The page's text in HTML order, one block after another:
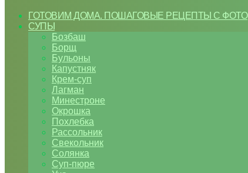
ГОТОВИМ ДОМА. ПОШАГОВЫЕ РЕЦЕПТЫ С ФОТО
СУПЫ
Бозбаш
Борщ
Бульоны
Капустняк
Крем-суп
Лагман
Минестроне
Окрошка
Похлебка
Рассольник
Свекольник
Солянка
Суп-пюре